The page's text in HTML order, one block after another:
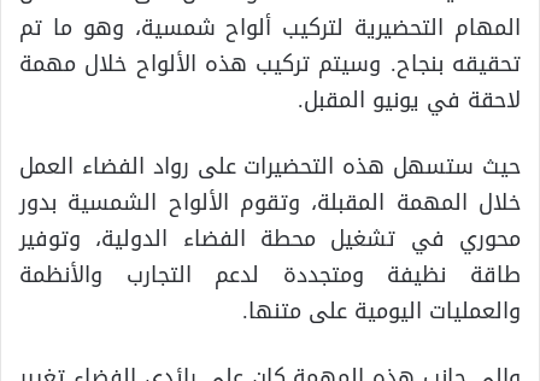
المهام التحضيرية لتركيب ألواح شمسية، وهو ما تم
تحقيقه بنجاح. وسيتم تركيب هذه الألواح خلال مهمة
لاحقة في يونيو المقبل.
حيث ستسهل هذه التحضيرات على رواد الفضاء العمل
خلال المهمة المقبلة، وتقوم الألواح الشمسية بدور
محوري في تشغيل محطة الفضاء الدولية، وتوفير
طاقة نظيفة ومتجددة لدعم التجارب والأنظمة
والعمليات اليومية على متنها.